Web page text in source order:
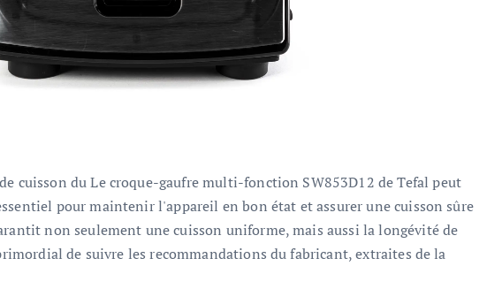
cuisson du Le croque-gaufre multi-fonction SW853D12 de Tefal peut
pour maintenir l'appareil en bon état et assurer une cuisson sûre
non seulement une cuisson uniforme, mais aussi la longévité de
de suivre les recommandations du fabricant, extraites de la